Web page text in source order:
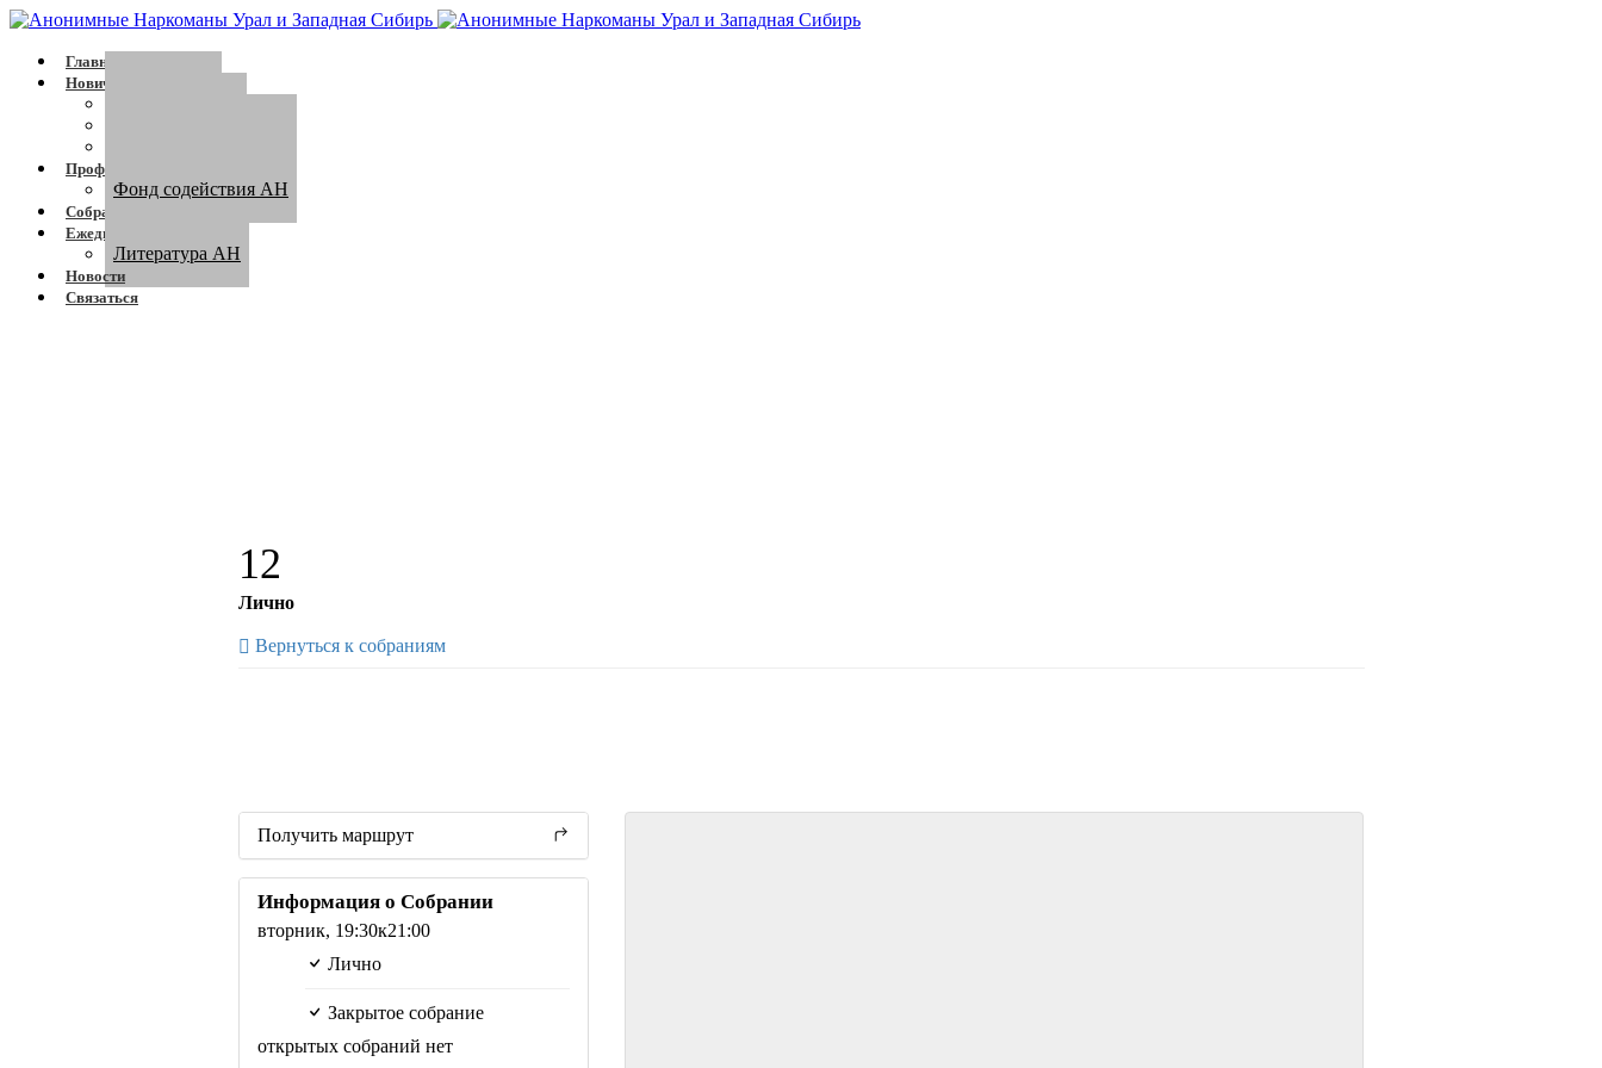
Главная
Новичку
Профессионалам
Фонд содействия АН
Собрания
Ежедневник
Литература АН
Новости
Связаться
12
Лично
Вернуться к собраниям
Получить маршрут
Информация о Собрании
вторник, 19:30к21:00
Лично
Закрытое собрание
открытых собраний нет